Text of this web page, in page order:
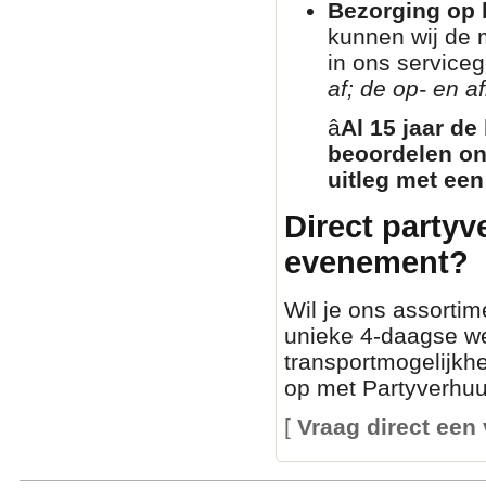
Bezorging op
kunnen wij de
in ons
af; de op- en
â­Al 15 jaar
beoordelen
uitleg met
Direct
evenement?
Wil je ons
unieke 4-daagse
op met
[ Vraag direct